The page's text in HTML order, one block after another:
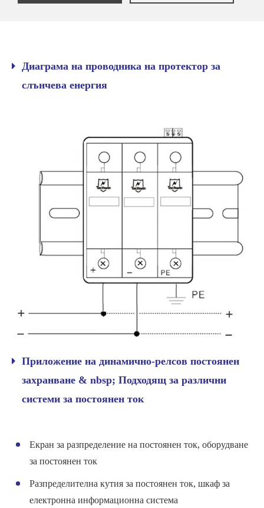
Диаграма на проводника на протектор за
слънчева енергия
Приложение на динамично-релсов постоянен
захранване & nbsp; Подходящ за различни
системи за постоянен ток
Екран за разпределение на постоянен ток, оборудване
за постоянен ток
Разпределителна кутия за постоянен ток, шкаф за
електронна информационна система